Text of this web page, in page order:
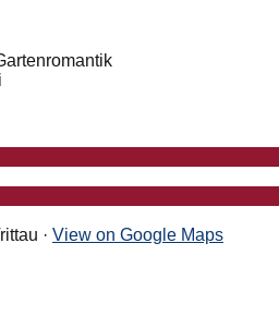
· View on Google Maps